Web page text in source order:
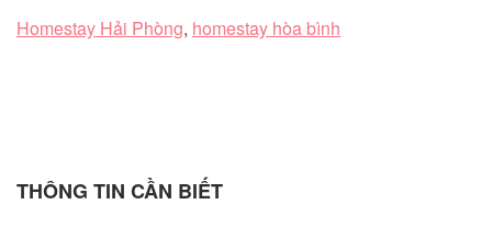
Homestay Hải Phòng, homestay hòa bình
THÔNG TIN CẦN BIẾT